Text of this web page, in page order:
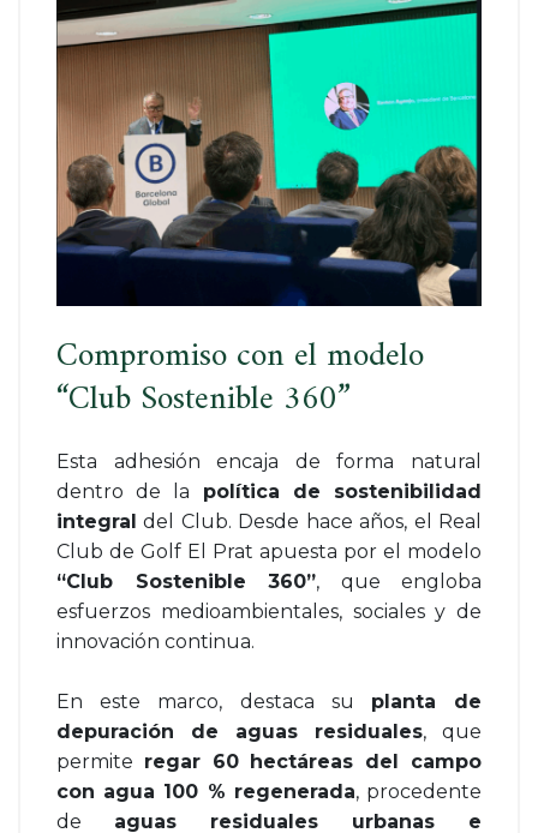
Compromiso con el modelo
“Club Sostenible 360”
Esta adhesión encaja de forma natural
dentro de la política de sostenibilidad
integral del Club. Desde hace años, el Real
Club de Golf El Prat apuesta por el modelo
“Club Sostenible 360”, que engloba
esfuerzos medioambientales, sociales y de
innovación continua.
En este marco, destaca su planta de
depuración de aguas residuales, que
permite regar 60 hectáreas del campo
con agua 100 % regenerada, procedente
de aguas residuales urbanas e